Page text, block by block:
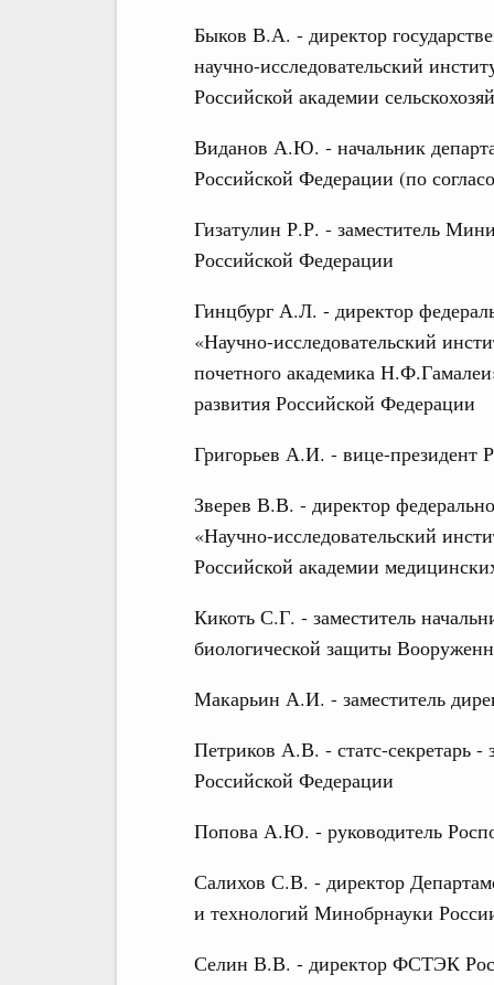
Быков В.А. - директор
научно-исследовательский
Российской академии
Виданов А.Ю. - начальник
Российской Федерации (по
Гизатулин Р.Р. - заместитель
Российской Федерации
Гинцбург А.Л. - директор
«Научно-исследовательский
почетного академика
развития Российской Федерации
Григорьев А.И. - вице-президент
Зверев В.В. - директор
«Научно-исследовательский
Российской академии
Кикоть С.Г. - заместитель
биологической защиты
Макарьин А.И. - заместитель
Петриков А.В. - статс-секретарь -
Российской Федерации
Попова А.Ю. - руководитель
Салихов С.В. - директор
и технологий Минобрнауки
Селин В.В. - директор ФСТЭК